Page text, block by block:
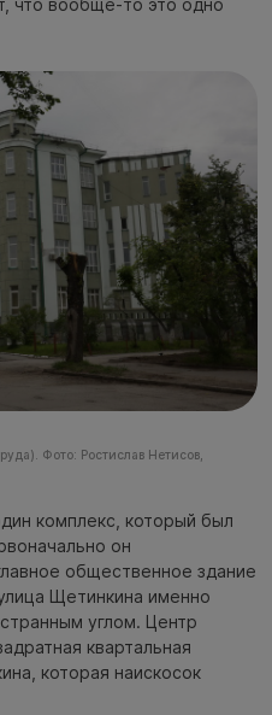
что вообще-то это одно
Фото: Ростислав Нетисов,
комплекс, который был
он
общественное здание
Щетинкина именно
углом. Центр
квартальная
которая наискосок